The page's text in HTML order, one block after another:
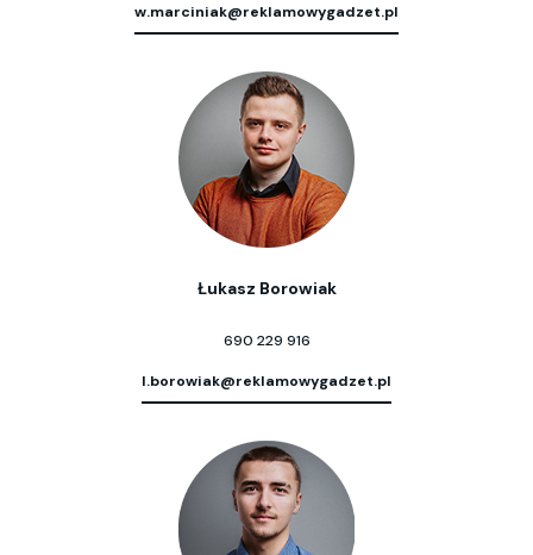
w.marciniak@reklamowygadzet.pl
Łukasz Borowiak
690 229 916
l.borowiak@reklamowygadzet.pl